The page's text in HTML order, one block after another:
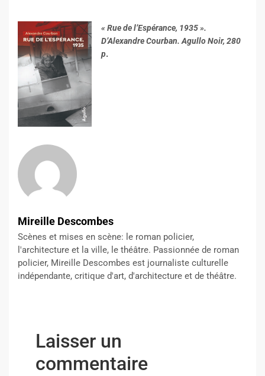
« Rue de l’Espérance, 1935 ».
D’Alexandre Courban. Agullo Noir, 280
p.
Mireille Descombes
Scènes et mises en scène: le roman policier,
l'architecture et la ville, le théâtre. Passionnée de roman
policier, Mireille Descombes est journaliste culturelle
indépendante, critique d'art, d'architecture et de théâtre.
Laisser un
commentaire